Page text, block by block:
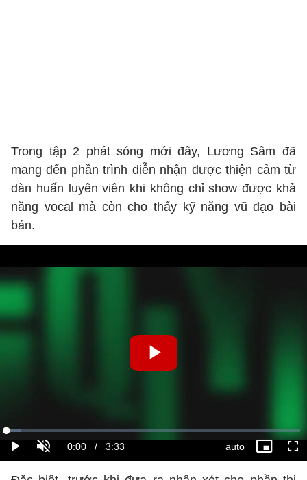
Trong tập 2 phát sóng mới đây, Lương Sâm đã
mang đến phần trình diễn nhận được thiện cảm từ
dàn huấn luyên viên khi không chỉ show được khả
năng vocal mà còn cho thấy kỹ năng vũ đạo bài
bản.